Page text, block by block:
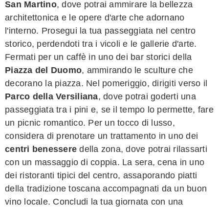
San Martino, dove potrai ammirare la bellezza
architettonica e le opere d'arte che adornano
l'interno. Prosegui la tua passeggiata nel centro
storico, perdendoti tra i vicoli e le gallerie d'arte.
Fermati per un caffè in uno dei bar storici della
Piazza del Duomo, ammirando le sculture che
decorano la piazza. Nel pomeriggio, dirigiti verso il
Parco della Versiliana, dove potrai goderti una
passeggiata tra i pini e, se il tempo lo permette, fare
un picnic romantico. Per un tocco di lusso,
considera di prenotare un trattamento in uno dei
centri benessere della zona, dove potrai rilassarti
con un massaggio di coppia. La sera, cena in uno
dei ristoranti tipici del centro, assaporando piatti
della tradizione toscana accompagnati da un buon
vino locale. Concludi la tua giornata con una